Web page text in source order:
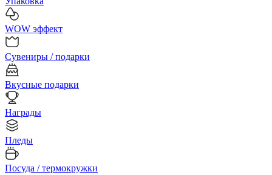
WOW эффект
Сувениры / подарки
Вкусные подарки
Награды
Пледы
Посуда / термокружки